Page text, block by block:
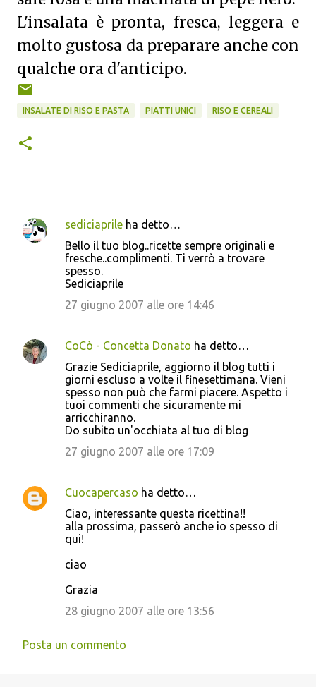
L'insalata è pronta, fresca, leggera e
molto gustosa da preparare anche con
qualche ora d'anticipo.
INSALATE DI RISO E PASTA PIATTI UNICI RISO E CEREALI
C
t
sediciaprile ha detto…
Bello il tuo blog..ricette sempre originali e
fresche..complimenti. Ti verrò a trovare
spesso.
Sediciaprile
27 giugno 2007 alle ore 14:46
CoCò - Concetta Donato ha detto…
Grazie Sediciaprile, aggiorno il blog tutti i
giorni escluso a volte il finesettimana. Vieni
spesso non può che farmi piacere. Aspetto i
tuoi commenti che sicuramente mi
arricchiranno.
Do subito un'occhiata al tuo di blog
27 giugno 2007 alle ore 17:09
Cuocapercaso ha detto…
Ciao, interessante questa ricettina!!
alla prossima, passerò anche io spesso di
qui!
ciao
Grazia
28 giugno 2007 alle ore 13:56
Posta un commento